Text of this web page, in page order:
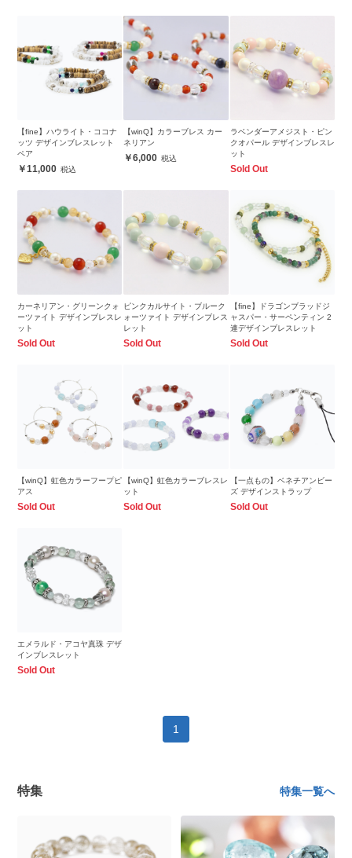
【fine】ハウライト・ココナ
ッツ デザインブレスレット
ペア
11,000
【winQ】カラーブレス カー
ネリアン
6,000
ラベンダーアメジスト・ピン
クオパール デザインブレスレ
ット
Sold Out
カーネリアン・グリーンクォ
ーツァイト デザインブレスレ
ット
Sold Out
ピンクカルサイト・ブルーク
ォーツァイト デザインブレス
レット
Sold Out
【fine】ドラゴンブラッドジ
ャスパー・サーペンティン 2
連デザインブレスレット
Sold Out
【winQ】虹色カラーフープピ
アス
Sold Out
【winQ】虹色カラーブレスレ
ット
Sold Out
【一点もの】ベネチアンビー
ズ デザインストラップ
Sold Out
エメラルド・アコヤ真珠 デザ
インブレスレット
Sold Out
1
特集 特集一覧へ